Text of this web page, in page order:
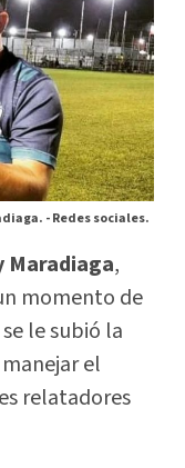
-Redes sociales.
Maradiaga,
momento de
le subió la
el
relatadores